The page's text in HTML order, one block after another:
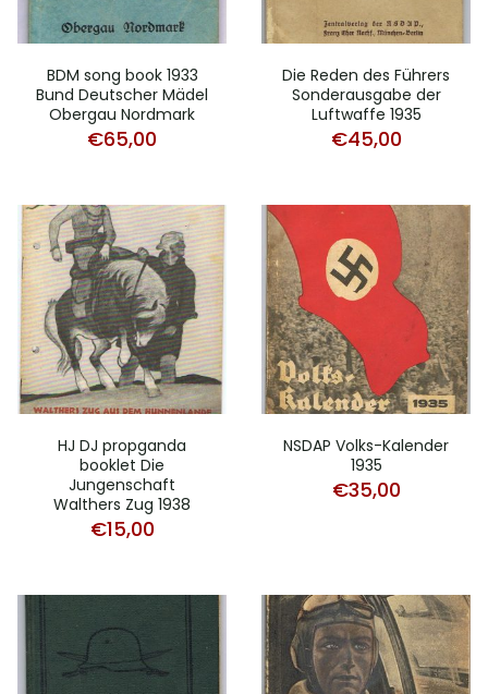
BDM song book 1933
Bund Deutscher Mädel
Obergau Nordmark
€65,00
Die Reden des Führers
Sonderausgabe der
Luftwaffe 1935
€45,00
HJ DJ propganda
booklet Die
Jungenschaft
Walthers Zug 1938
€15,00
NSDAP Volks-Kalender
1935
€35,00